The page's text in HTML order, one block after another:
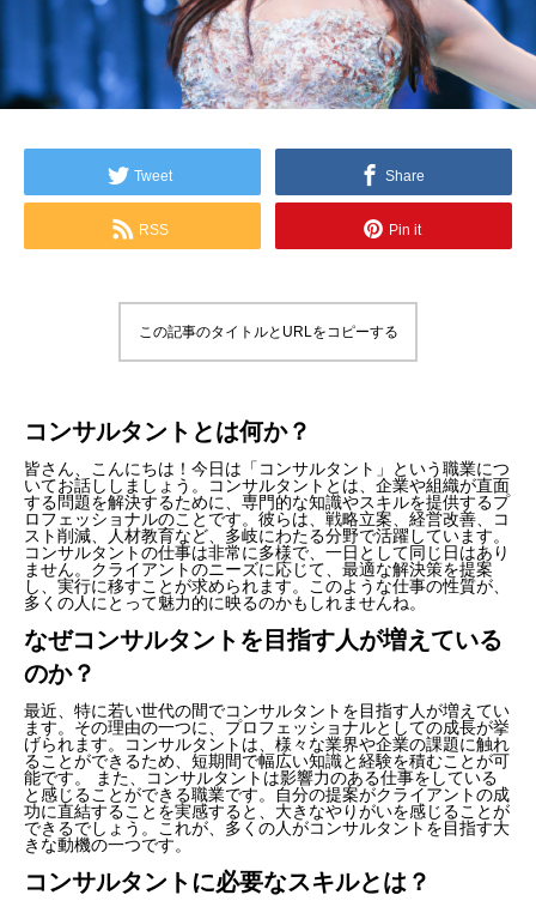
Tweet Share
RSS Pin it
この記事のタイトルとURLをコピーする
コンサルタントとは何か？
皆さん、こんにちは！今日は「コンサルタント」という職業につ
いてお話ししましょう。コンサルタントとは、企業や組織が直面
する問題を解決するために、専門的な知識やスキルを提供するプ
ロフェッショナルのことです。彼らは、戦略立案、経営改善、コ
スト削減、人材教育など、多岐にわたる分野で活躍しています。
コンサルタントの仕事は非常に多様で、一日として同じ日はあり
ません。クライアントのニーズに応じて、最適な解決策を提案
し、実行に移すことが求められます。このような仕事の性質が、
多くの人にとって魅力的に映るのかもしれませんね。
なぜコンサルタントを目指す人が増えている
のか？
最近、特に若い世代の間でコンサルタントを目指す人が増えてい
ます。その理由の一つに、プロフェッショナルとしての成長が挙
げられます。コンサルタントは、様々な業界や企業の課題に触れ
ることができるため、短期間で幅広い知識と経験を積むことが可
能です。 また、コンサルタントは影響力のある仕事をしている
と感じることができる職業です。自分の提案がクライアントの成
功に直結することを実感すると、大きなやりがいを感じることが
できるでしょう。これが、多くの人がコンサルタントを目指す大
きな動機の一つです。
コンサルタントに必要なスキルとは？